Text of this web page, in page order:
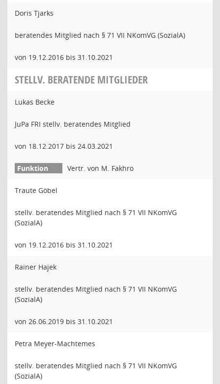
Doris Tjarks
beratendes Mitglied nach § 71 VII NKomVG (SozialA)
von 19.12.2016 bis 31.10.2021
STELLV. BERATENDE MITGLIEDER
Lukas Becke
JuPa FRI stellv. beratendes Mitglied
von 18.12.2017 bis 24.03.2021
Vertr. von M. Fakhro
Traute Göbel
stellv. beratendes Mitglied nach § 71 VII NKomVG
(SozialA)
von 19.12.2016 bis 31.10.2021
Rainer Hajek
stellv. beratendes Mitglied nach § 71 VII NKomVG
(SozialA)
von 26.06.2019 bis 31.10.2021
Petra Meyer-Machtemes
stellv. beratendes Mitglied nach § 71 VII NKomVG
(SozialA)